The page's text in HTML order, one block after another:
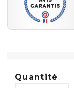
Quantité